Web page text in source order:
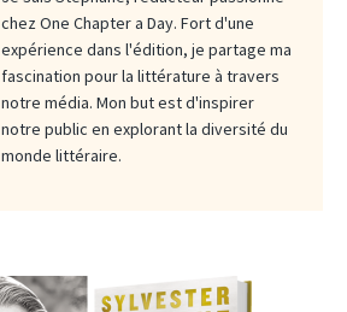
chez One Chapter a Day. Fort d'une
expérience dans l'édition, je partage ma
fascination pour la littérature à travers
notre média. Mon but est d'inspirer
notre public en explorant la diversité du
monde littéraire.